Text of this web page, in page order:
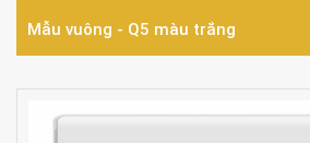
Mẫu vuông - Q5 màu trắng